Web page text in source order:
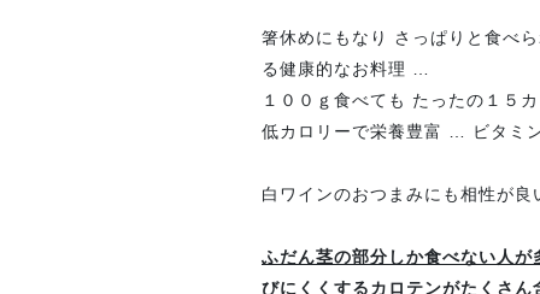
箸休めにもなり さっぱりと食べ
る健康的なお料理 …
１００ｇ食べても たったの１５
低カロリーで栄養豊富 … ビタミ
白ワインのおつまみにも相性が良
ふだん茎の部分しか食べない人
びにくくするカロテンがたくさ